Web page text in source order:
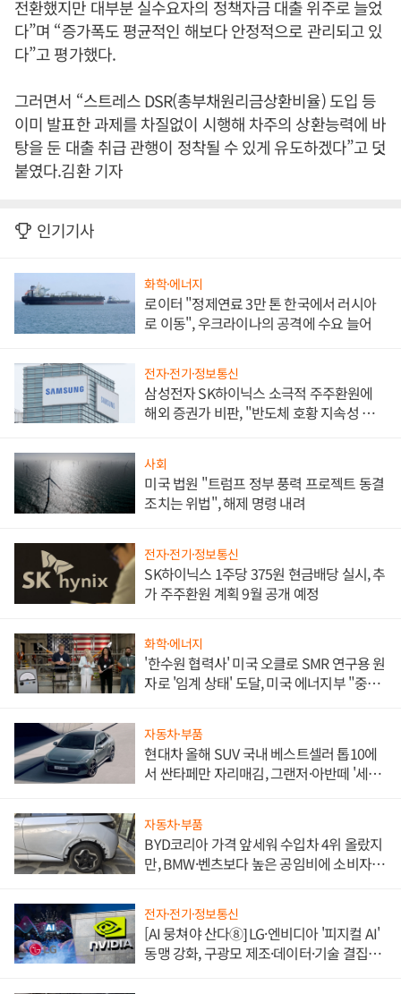
전환했지만 대부분 실수요자의 정책자금 대출 위주로 늘었
다”며 “증가폭도 평균적인 해보다 안정적으로 관리되고 있
다”고 평가했다.
그러면서 “스트레스 DSR(총부채원리금상환비율) 도입 등
이미 발표한 과제를 차질없이 시행해 차주의 상환능력에 바
탕을 둔 대출 취급 관행이 정착될 수 있게 유도하겠다”고 덧
붙였다.김환 기자
인기기사
화학·에너지
로이터 "정제연료 3만 톤 한국에서 러시아
로 이동", 우크라이나의 공격에 수요 늘어
전자·전기·정보통신
삼성전자 SK하이닉스 소극적 주주환원에
해외 증권가 비판, "반도체 호황 지속성 의
사회
미국 법원 "트럼프 정부 풍력 프로젝트 동결
조치는 위법", 해제 명령 내려
전자·전기·정보통신
SK하이닉스 1주당 375원 현금배당 실시, 추
가 주주환원 계획 9월 공개 예정
화학·에너지
'한수원 협력사' 미국 오클로 SMR 연구용 원
자로 '임계 상태' 도달, 미국 에너지부 "중요
자동차·부품
현대차 올해 SUV 국내 베스트셀러 톱10에
서 싼타페만 자리매김, 그랜저·아반떼 '세단
자동차·부품
BYD코리아 가격 앞세워 수입차 4위 올랐지
만, BMW·벤츠보다 높은 공임비에 소비자
전자·전기·정보통신
[AI 뭉쳐야 산다⑧] LG·엔비디아 '피지컬 AI'
동맹 강화, 구광모 제조·데이터·기술 결집